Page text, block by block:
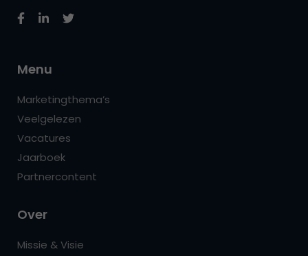
Menu
Marketingthema’s
Veelgelezen
Vacatures
Jaarboek
Partnercontent
Over
Missie & Visie